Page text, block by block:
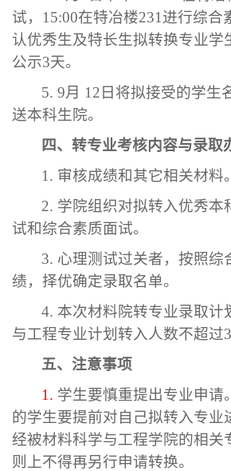
试， 15:00在特冶楼231 进行综合
认优秀生及特长生拟转换专业学
公示3天。
5. 9月 12 日将拟接受的学生
送本科生院。
四、转专业考核内容与录取
1. 审核成绩和其它相关材料。
2. 学院组织对拟转入优秀本
试和综合素质面试。
3. 心理测试过关者，按照综
绩，择优确定录取名单。
4. 本次材料院转专业录取计
与工程专业计划转入人数不超过
五、注意事项
1. 学生要慎重提出专业申请
的学生要提前对自己拟转入专业
经被材料科学与工程学院的相关
则上不得再另行申请转换。